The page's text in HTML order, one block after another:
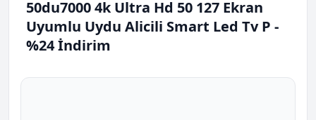
50du7000 4k Ultra Hd 50 127 Ekran
Uyumlu Uydu Alicili Smart Led Tv P -
%24 İndirim